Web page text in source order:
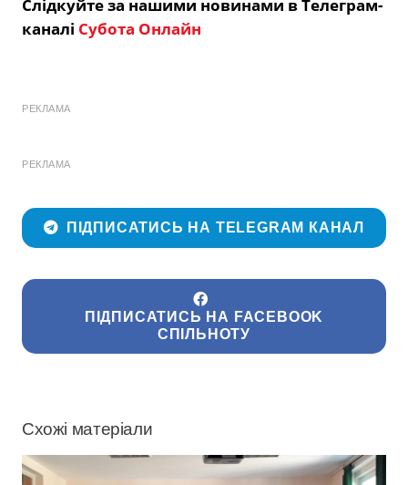
Слідкуйте за нашими новинами в Телеграм-
каналі Субота Онлайн
РЕКЛАМА
РЕКЛАМА
ПІДПИСАТИСЬ НА TELEGRAM КАНАЛ
ПІДПИСАТИСЬ НА FACEBOOK
СПІЛЬНОТУ
Схожі матеріали